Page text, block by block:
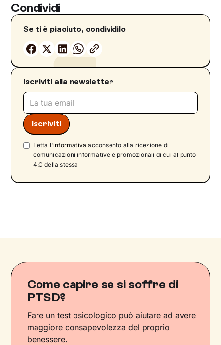
Condividi
Se ti è piaciuto, condividilo
Iscriviti alla newsletter
Letta l'informativa acconsento alla ricezione di
comunicazioni informative e promozionali di cui al punto
4.C della stessa
Come capire se si soffre di
PTSD?
Fare un test psicologico può aiutare ad avere
maggiore consapevolezza del proprio
benessere.